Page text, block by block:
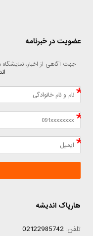
عضویت در خبرنامه
جهت آگاهی از اخبار،
هارپاک اندیشه
تلفن: 02122985742